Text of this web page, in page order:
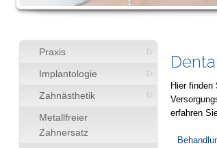
Praxis
Implantologie
Zahnästhetik
Metallfreier
Zahnersatz
Hier finden
erfahren